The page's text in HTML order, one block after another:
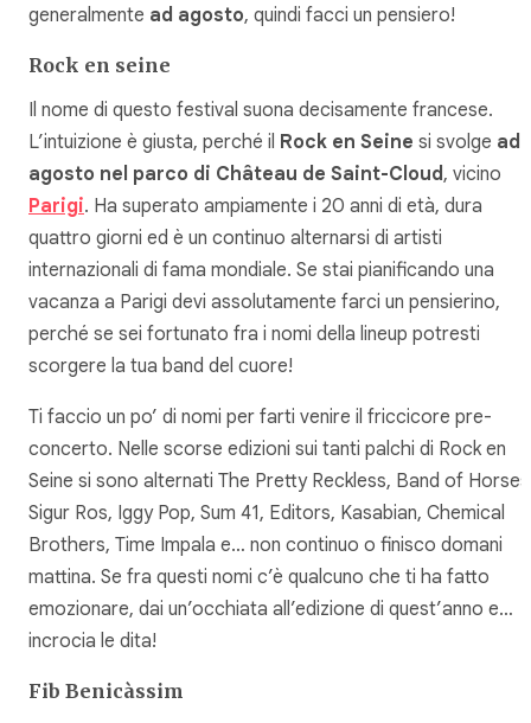
generalmente ad agosto, quindi facci un pensiero!
Rock en seine
Il nome di questo festival suona decisamente francese.
L’intuizione è giusta, perché il Rock en Seine si svolge ad
agosto nel parco di Château de Saint-Cloud, vicino
Parigi. Ha superato ampiamente i 20 anni di età, dura
quattro giorni ed è un continuo alternarsi di artisti
internazionali di fama mondiale. Se stai pianificando una
vacanza a Parigi devi assolutamente farci un pensierino,
perché se sei fortunato fra i nomi della lineup potresti
scorgere la tua band del cuore!
Ti faccio un po’ di nomi per farti venire il friccicore pre-
concerto. Nelle scorse edizioni sui tanti palchi di Rock en
Seine si sono alternati The Pretty Reckless, Band of
Sigur Ros, Iggy Pop, Sum 41, Editors, Kasabian, Chemical
Brothers, Time Impala e… non continuo o finisco domani
mattina. Se fra questi nomi c’è qualcuno che ti ha fatto
emozionare, dai un’occhiata all’edizione di quest’anno e…
incrocia le dita!
Fib Benicàssim